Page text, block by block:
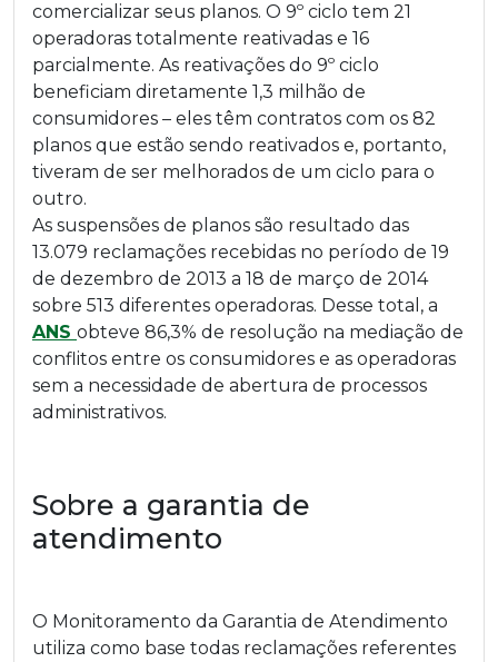
comercializar seus planos. O 9º ciclo tem 21
operadoras totalmente reativadas e 16
parcialmente. As reativações do 9º ciclo
beneficiam diretamente 1,3 milhão de
consumidores – eles têm contratos com os 82
planos que estão sendo reativados e, portanto,
tiveram de ser melhorados de um ciclo para o
outro.
As suspensões de planos são resultado das
13.079 reclamações recebidas no período de 19
de dezembro de 2013 a 18 de março de 2014
sobre 513 diferentes operadoras. Desse total, a
ANS obteve 86,3% de resolução na mediação de
conflitos entre os consumidores e as operadoras
sem a necessidade de abertura de processos
administrativos.
Sobre a garantia de
atendimento
O Monitoramento da Garantia de Atendimento
utiliza como base todas reclamações referentes